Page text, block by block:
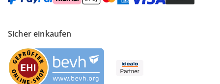
Sicher einkaufen